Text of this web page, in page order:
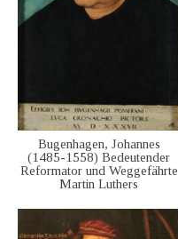
Bugenhagen, Johannes
(1485-1558) Bedeutender
Reformator und Weggefährte
Martin Luthers